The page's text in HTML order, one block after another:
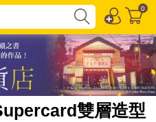
0
雙層造型